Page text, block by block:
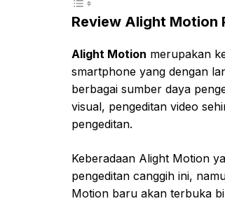
Review Alight Motion
Alight Motion merupakan
smartphone yang dengan
berbagai sumber daya
visual, pengeditan video
pengeditan.
Keberadaan Alight Motion
pengeditan canggih ini,
Motion baru akan terbuka